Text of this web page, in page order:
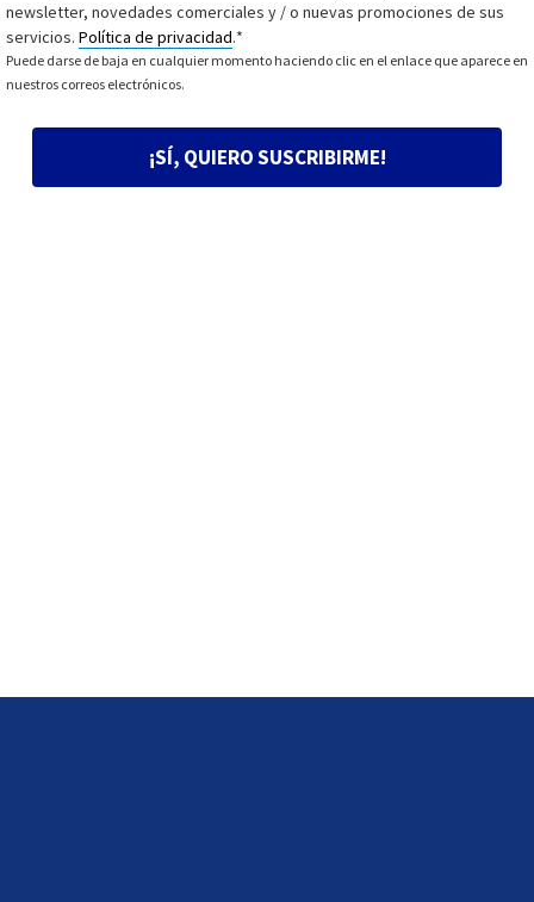
newsletter, novedades comerciales y / o nuevas promociones de sus
servicios. Política de privacidad.*
Puede darse de baja en cualquier momento haciendo clic en el enlace que aparece en
nuestros correos electrónicos.